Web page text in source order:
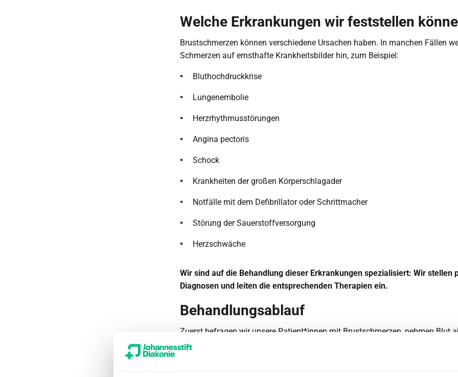
Welche Erkrankungen wir feststellen
Brustschmerzen können verschiedene Ursachen haben. In manchen Fällen
Schmerzen auf ernsthafte Krankheitsbilder hin, zum Beispiel:
Bluthochdruckkrise
Lungenembolie
Herzrhythmusstörungen
Angina pectoris
Schock
Krankheiten der großen Körperschlagader
Notfälle mit dem Defibrillator oder Schrittmacher
Störung der Sauerstoffversorgung
Herzschwäche
Wir sind auf die Behandlung dieser Erkrankungen spezialisiert: Wir stellen
Diagnosen und leiten die entsprechenden Therapien ein.
Behandlungsablauf
Zuerst befragen wir unsere Patient*innen mit Brustschmerzen, nehmen Blut
schließen sie an ein EKG und einen Überwachungsmonitor an. Anhand der